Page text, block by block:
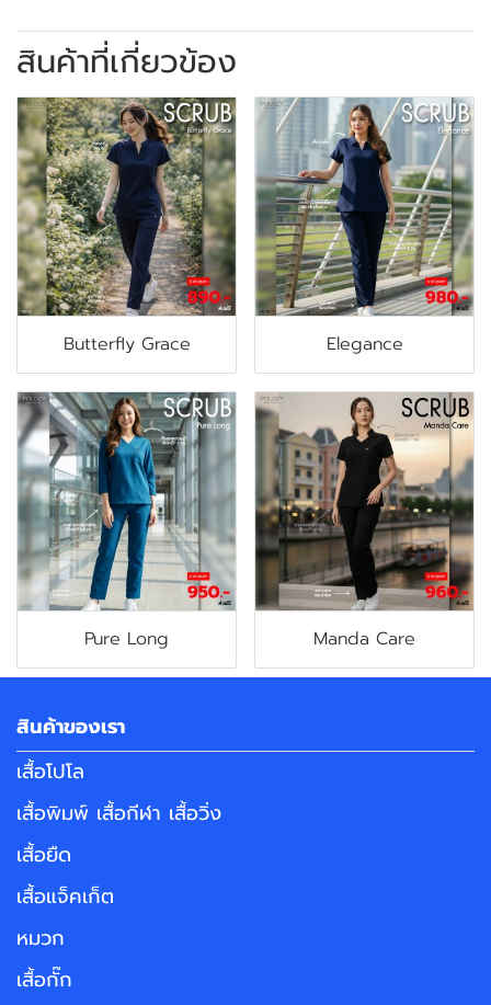
สินค้าที่เกี่ยวข้อง
Butterfly Grace Elegance
Pure Long Manda Care
สินค้าของเรา
เสื้อโปโล
เสื้อพิมพ์ เสื้อกีฬา เสื้อวิ่ง
เสื้อยืด
เสื้อแจ็คเก็ต
หมวก
เสื้อกั๊ก